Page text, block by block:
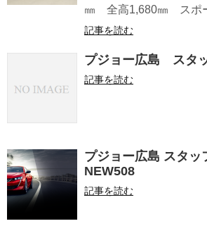
㎜ 全高1,680㎜ スポ
記事を読む
プジョー広島 スタ
記事を読む
プジョー広島 スタッ
NEW508
記事を読む